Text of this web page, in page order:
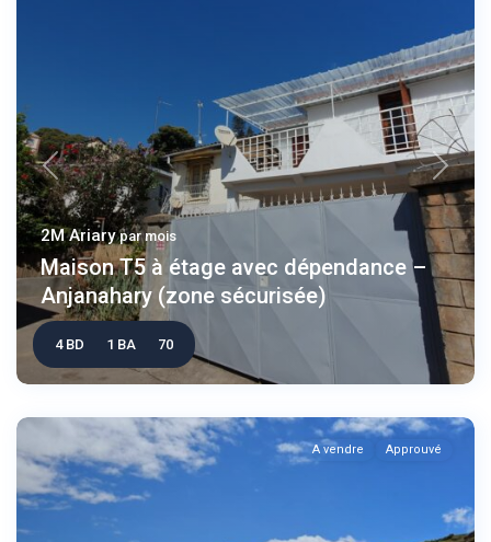
Previous Next
2M Ariarypar mois
Maison T5 à étage avec dépendance –
Anjanahary (zone sécurisée)
4 BD 1 BA 70
A vendre Approuvé